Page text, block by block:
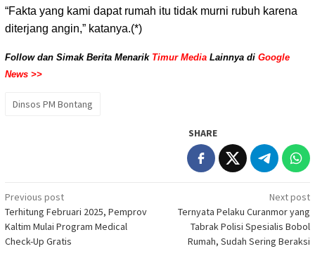
“Fakta yang kami dapat rumah itu tidak murni rubuh karena
diterjang angin,” katanya.(*)
Follow dan Simak Berita Menarik Timur Media Lainnya di Google
News >>
Dinsos PM Bontang
SHARE
Post
navigation
Previous post
Terhitung Februari 2025, Pemprov
Kaltim Mulai Program Medical
Check-Up Gratis
Next post
Ternyata Pelaku Curanmor yang
Tabrak Polisi Spesialis Bobol
Rumah, Sudah Sering Beraksi